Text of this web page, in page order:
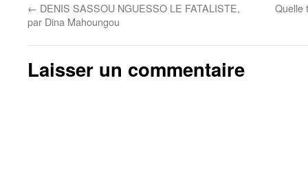
← DENIS SASSOU NGUESSO LE FATALISTE,
par Dina Mahoungou
Quelle
Laisser un commentaire